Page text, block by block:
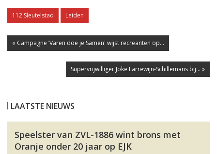
112 Sleutelstad Leiden
« Campagne ‘Varen doe je Samen' wijst recreanten op...
Supervrijwilliger Joke Larrewijn-Schillemans bij... »
LAATSTE NIEUWS
Speelster van ZVL-1886 wint brons met
Oranje onder 20 jaar op EJK